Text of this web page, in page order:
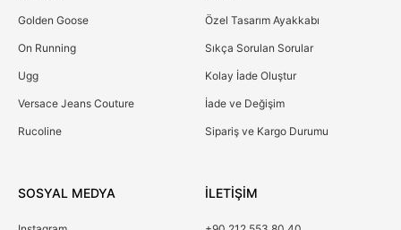
Golden Goose
On Running
Ugg
Versace Jeans Couture
Rucoline
Özel Tasarım Ayakkabı
Sıkça Sorulan Sorular
Kolay İade Oluştur
İade ve Değişim
Sipariş ve Kargo Durumu
SOSYAL MEDYA İLETİŞİM